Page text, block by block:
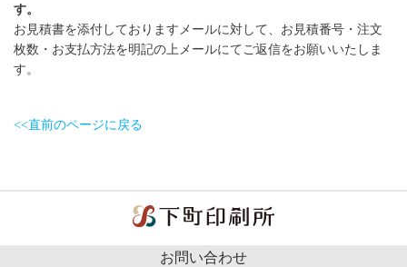
す。
お見積書を添付しておりますメールに対して、お見積番号・注文
枚数・お支払方法を明記の上メールにてご返信をお願いいたしま
す。
<<直前のページに戻る
お問い合わせ